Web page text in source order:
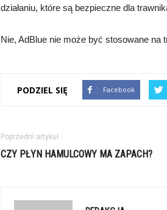
działaniu, które są bezpieczne dla
Nie, AdBlue nie może być stosowane na
PODZIEL SIĘ Facebook
Poprzedni artykuł
CZY PŁYN HAMULCOWY MA ZAPACH?